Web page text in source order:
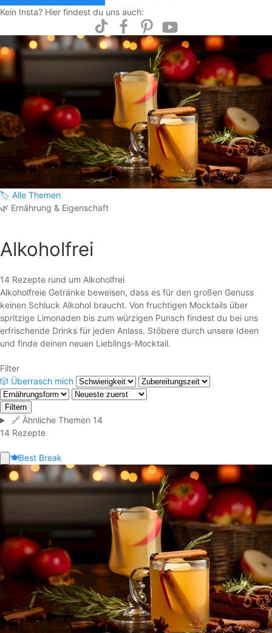
Kein Insta? Hier findest du uns auch:
🏷️ Alle Themen
🌿 Ernährung & Eigenschaft
Alkoholfrei
14 Rezepte rund um Alkoholfrei
Alkoholfreie Getränke beweisen, dass es für den großen Genuss
keinen Schluck Alkohol braucht. Von fruchtigen Mocktails über
spritzige Limonaden bis zum würzigen Punsch findest du bei uns
erfrischende Drinks für jeden Anlass. Stöbere durch unsere Ideen
und finde deinen neuen Lieblings-Mocktail.
Filter
🎲 Überrasch mich
Filtern
🔗 Ähnliche Themen 14
14 Rezepte
🍽️Best Break